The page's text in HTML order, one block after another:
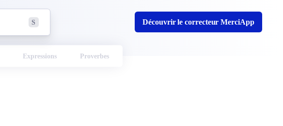
S Découvrir le correcteur MerciApp
Expressions Proverbes